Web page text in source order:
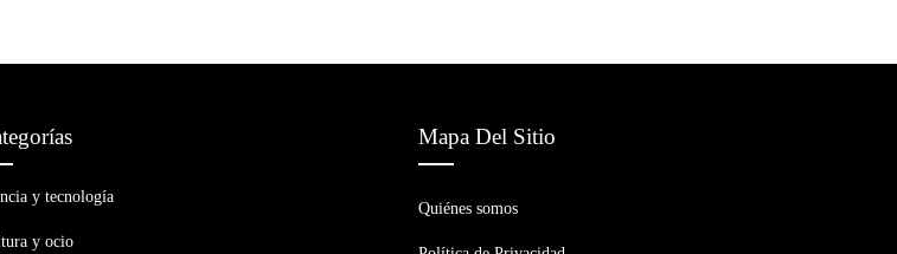
y tecnología
y ocio
Mapa Del Sitio
Quiénes somos